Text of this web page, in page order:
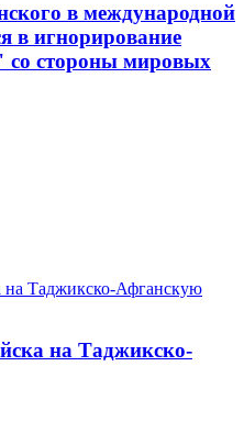
в международной
в игнорирование
стороны мировых
на Таджикско-